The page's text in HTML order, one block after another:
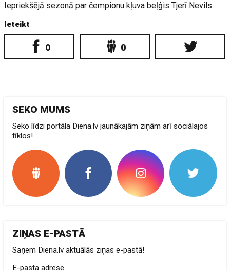
Iepriekšējā sezonā par čempionu kļuva beļģis Tjerī Nevils.
Ieteikt
0 0
SEKO MUMS
Seko līdzi portāla Diena.lv jaunākajām ziņām arī sociālajos
tīklos!
ZIŅAS E-PASTĀ
Saņem Diena.lv aktuālās ziņas e-pastā!
E-pasta adrese